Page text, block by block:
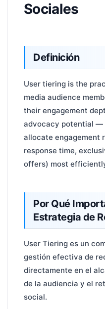
Sociales
Definición
User tiering is the
media audience
their engagement
advocacy potential —
allocate engagement
response time,
offers) most
Por Qué
Estrategia de
User Tiering es un
gestión efectiva de
directamente en el
de la audiencia y el
social.